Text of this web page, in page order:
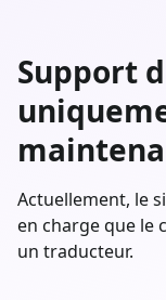
Support
Actuellement, le
en charge que le
un traducteur.